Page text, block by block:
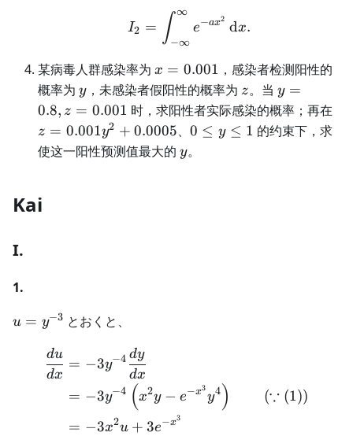
I_2=\int_{-
I2 = ∫−∞
∞
e−ax2 dx.
某病毒人群感染率为 x=0.001
x = 0.001 ，感染者检测阳性的
概率为 y
y，未感染者假阳性的概率为 z
z。当 y =
0.8, z = 0.001 时，求阳性者实际感染的概率；再在
z = 0.001y2 + 0.0005、 0\le
0 ≤ y ≤ 1 的约束下，求
使这一阳性预测值最大的 y
y。
Kai
I.
1.
u=y^{-3}
u = y−3 とおくと、
dx
du
= −3y−4
dx
dy
= −3y−4 (x2y − e−x3
y4 ) (∵ (1))
= −3x2u + 3e−x3